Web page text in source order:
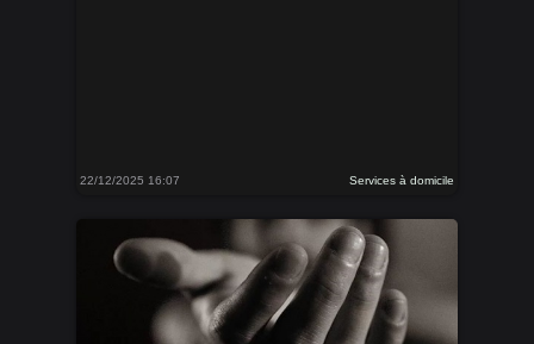
22/12/2025 16:07 Services à domicile